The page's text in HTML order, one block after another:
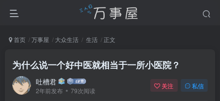
首页 万事屋 大众生活 生活 正文
为什么说一个好中医就相当于一所小医院？
吐槽君
2年前发布 79次阅读
关注 私信